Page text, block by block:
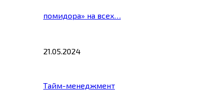
помидора» на всех…
21.05.2024
Тайм-менеджмент